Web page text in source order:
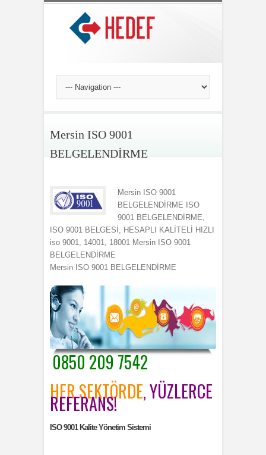
Mersin ISO 9001
BELGELENDİRME
Mersin ISO 9001
BELGELENDİRME ISO
9001 BELGELENDİRME,
ISO 9001 BELGESİ, HESAPLI KALİTELİ HIZLI
iso 9001, 14001, 18001 Mersin ISO 9001
BELGELENDİRME
Mersin ISO 9001 BELGELENDİRME
0850 209 7542
HER SEKTÖRDE, YÜZLERCE
REFERANS!
ISO 9001 Kalite Yönetim Sistemi